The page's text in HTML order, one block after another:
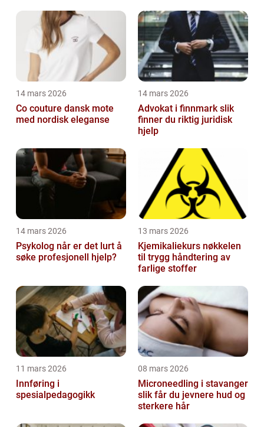
14 mars 2026
Co couture dansk mote
med nordisk eleganse
14 mars 2026
Advokat i finnmark slik
finner du riktig juridisk
hjelp
14 mars 2026
Psykolog når er det lurt å
søke profesjonell hjelp?
13 mars 2026
Kjemikaliekurs nøkkelen
til trygg håndtering av
farlige stoffer
11 mars 2026
Innføring i
spesialpedagogikk
08 mars 2026
Microneedling i stavanger
slik får du jevnere hud og
sterkere hår